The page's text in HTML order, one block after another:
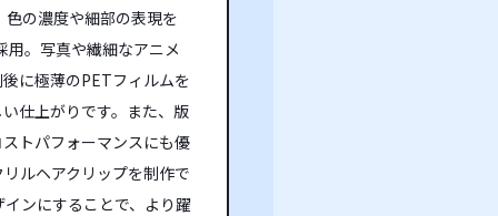
の濃度や細部の表現を
用。写真や繊細なアニメ
に極薄のPETフィルムを
仕上がりです。また、版
トパフォーマンスにも優
ルヘアクリップを制作で
ンにすることで、より躍